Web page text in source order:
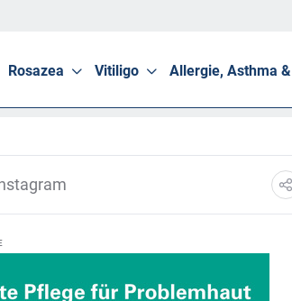
Rosazea Vitiligo Allergie, Asthma &